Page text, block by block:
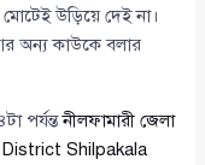
উড়িয়ে দেই না।
অন্য কাউকে বলার
পর্যন্তনীলফামারী জেলা
Shilpakala